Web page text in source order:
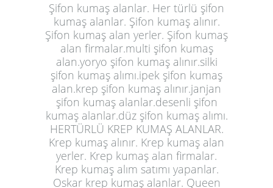
Şifon kumaş alanlar. Her türlü şifon
kumaş alanlar. Şifon kumaş alınır.
Şifon kumaş alan yerler. Şifon kumaş
alan firmalar.multi şifon kumaş
alan.yoryo şifon kumaş alınır.silki
şifon kumaş alımı.ipek şifon kumaş
alan.krep şifon kumaş alınır.janjan
şifon kumaş alanlar.desenli şifon
kumaş alanlar.düz şifon kumaş alımı.
HERTÜRLÜ KREP KUMAŞ ALANLAR.
Krep kumaş alınır. Krep kumaş alan
yerler. Krep kumaş alan firmalar.
Krep kumaş alım satımı yapanlar.
Oskar krep kumaş alanlar. Queen